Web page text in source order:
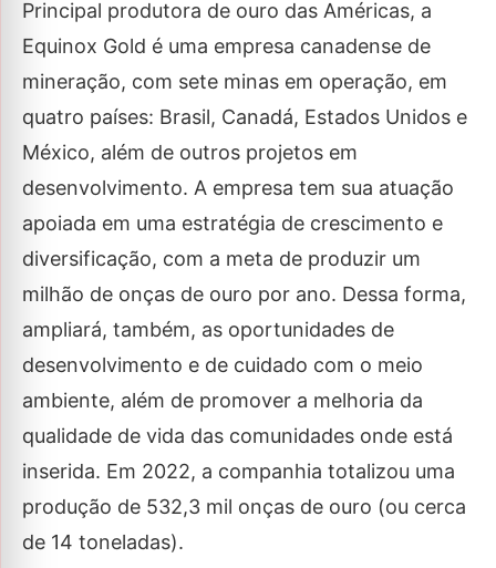
Principal produtora de ouro das Américas, a
Equinox Gold é uma empresa canadense de
mineração, com sete minas em operação, em
quatro países: Brasil, Canadá, Estados Unidos e
México, além de outros projetos em
desenvolvimento. A empresa tem sua atuação
apoiada em uma estratégia de crescimento e
diversificação, com a meta de produzir um
milhão de onças de ouro por ano. Dessa forma,
ampliará, também, as oportunidades de
desenvolvimento e de cuidado com o meio
ambiente, além de promover a melhoria da
qualidade de vida das comunidades onde está
inserida. Em 2022, a companhia totalizou uma
produção de 532,3 mil onças de ouro (ou cerca
de 14 toneladas).